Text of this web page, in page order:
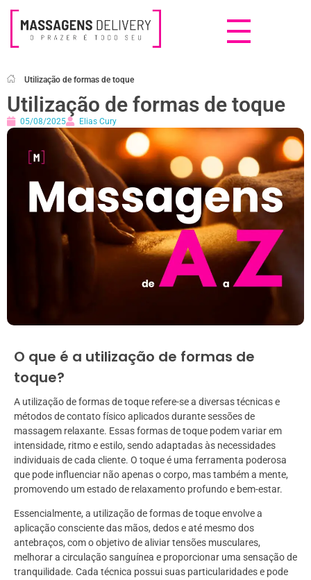
Utilização de formas de toque
Utilização de formas de toque
05/08/2025 Elias Cury
O que é a utilização de formas de
toque?
A utilização de formas de toque refere-se a diversas técnicas e
métodos de contato físico aplicados durante sessões de
massagem relaxante. Essas formas de toque podem variar em
intensidade, ritmo e estilo, sendo adaptadas às necessidades
individuais de cada cliente. O toque é uma ferramenta poderosa
que pode influenciar não apenas o corpo, mas também a mente,
promovendo um estado de relaxamento profundo e bem-estar.
Essencialmente, a utilização de formas de toque envolve a
aplicação consciente das mãos, dedos e até mesmo dos
antebraços, com o objetivo de aliviar tensões musculares,
melhorar a circulação sanguínea e proporcionar uma sensação de
tranquilidade. Cada técnica possui suas particularidades e pode